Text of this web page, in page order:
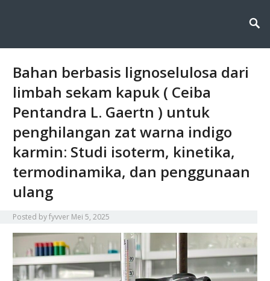
Fyvver: Inovasi dan Edukasi di
Bidang Kimia Lingkungan
Bahan berbasis lignoselulosa dari
limbah sekam kapuk ( Ceiba
Pentandra L. Gaertn ) untuk
penghilangan zat warna indigo
karmin: Studi isoterm, kinetika,
termodinamika, dan penggunaan
ulang
Posted byfyvver Mei 5, 2025